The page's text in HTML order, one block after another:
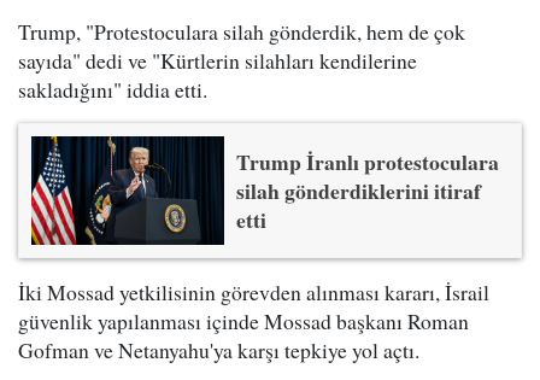
Trump, "Protestoculara silah gönderdik, hem de çok
sayıda" dedi ve "Kürtlerin silahları kendilerine
sakladığını" iddia etti.
Trump İranlı protestoculara
silah gönderdiklerini itiraf
etti
İki Mossad yetkilisinin görevden alınması kararı, İsrail
güvenlik yapılanması içinde Mossad başkanı Roman
Gofman ve Netanyahu'ya karşı tepkiye yol açtı.